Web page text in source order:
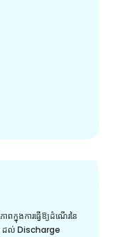
នុងការធ្វើឱ្យដំណើរនៃ
ដល់ Discharge